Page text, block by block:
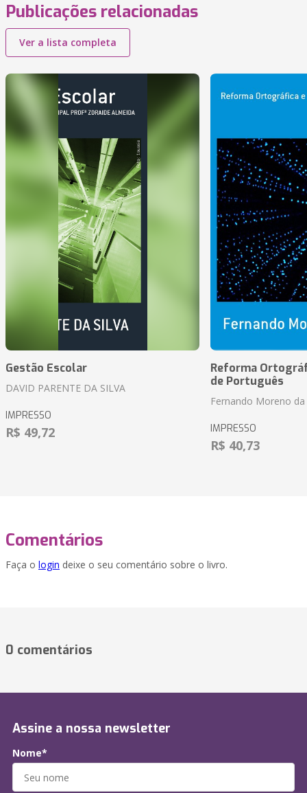
Publicações relacionadas
Ver a lista completa
Gestão Escolar
DAVID PARENTE DA SILVA
IMPRESSO
R$ 49,72
Reforma
de Português
Fernando Moreno da
IMPRESSO
R$ 40,73
Comentários
Faça o login deixe o seu comentário sobre o livro.
0 comentários
Assine a nossa newsletter
Nome*